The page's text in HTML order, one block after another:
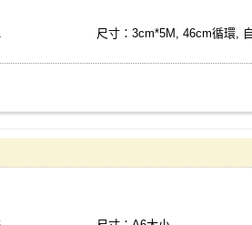
尺寸：3cm*5M, 46cm循環,